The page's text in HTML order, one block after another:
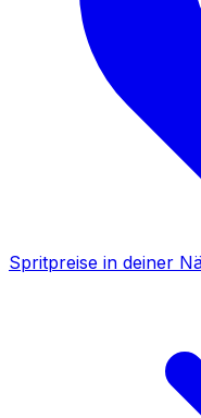
Spritpreise in deiner